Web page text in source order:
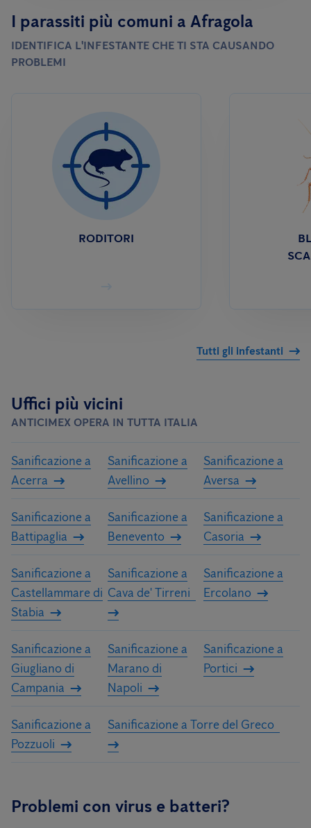
I parassiti più comuni a Afragola
IDENTIFICA L'INFESTANTE CHE TI STA CAUSANDO
PROBLEMI
RODITORI
Tutti gli infestanti
Uffici più vicini
ANTICIMEX OPERA IN TUTTA ITALIA
Sanificazione a
Acerra
Sanificazione a
Avellino
Sanificazione a
Aversa
Sanificazione a
Battipaglia
Sanificazione a
Benevento
Sanificazione a
Casoria
Sanificazione a
Castellammare di
Stabia
Sanificazione a
Cava de' Tirreni
Sanificazione a
Ercolano
Sanificazione a
Giugliano di
Campania
Sanificazione a
Marano di
Napoli
Sanificazione a
Portici
Sanificazione a
Pozzuoli
Sanificazione a Torre del Greco
Problemi con virus e batteri?